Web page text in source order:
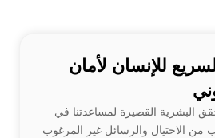
للإنسان لأمان
البشرية القصيرة لمساعدتنا في
من الاحتيال والرسائل غير المرغوب